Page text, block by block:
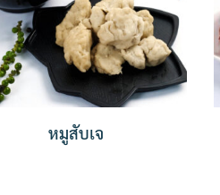
หมูสับเจ